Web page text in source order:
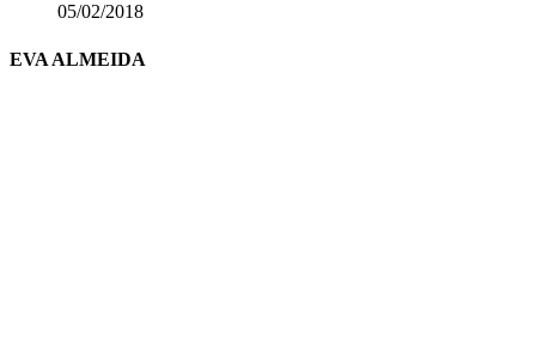
05/02/2018
EVA ALMEIDA